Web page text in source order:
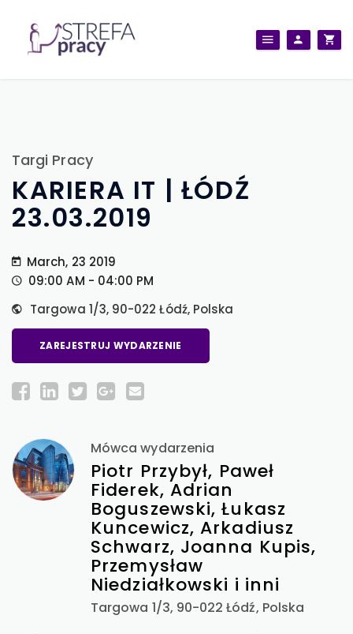
Targi Pracy
KARIERA IT | ŁÓDŹ
23.03.2019
March, 23 2019
09:00 AM - 04:00 PM
Targowa 1/3, 90-022 Łódź, Polska
ZAREJESTRUJ WYDARZENIE
Mówca wydarzenia
Piotr Przybył, Paweł
Fiderek, Adrian
Boguszewski, Łukasz
Kuncewicz, Arkadiusz
Schwarz, Joanna Kupis,
Przemysław
Niedziałkowski i inni
Targowa 1/3, 90-022 Łódź, Polska